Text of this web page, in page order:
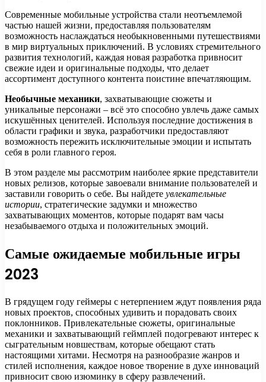
Современные мобильные устройства стали неотъемлемой
частью нашей жизни, предоставляя пользователям
возможность наслаждаться необыкновенными путешествиями
в мир виртуальных приключений. В условиях стремительного
развития технологий, каждая новая разработка привносит
свежие идеи и оригинальные подходы, что делает
ассортимент доступного контента поистине впечатляющим.
Необычные механики, захватывающие сюжеты и
уникальные персонажи – всё это способно увлечь даже самых
искушённых ценителей. Используя последние достижения в
области графики и звука, разработчики предоставляют
возможность пережить исключительные эмоции и испытать
себя в роли главного героя.
В этом разделе мы рассмотрим наиболее яркие представители
новых релизов, которые завоевали внимание пользователей и
заставили говорить о себе. Вы найдете увлекательные
истории, стратегические задумки и множество
захватывающих моментов, которые подарят вам часы
незабываемого отдыха и положительных эмоций.
Самые ожидаемые мобильные игры
2023
В грядущем году геймеры с нетерпением ждут появления ряда
новых проектов, способных удивить и порадовать своих
поклонников. Привлекательные сюжеты, оригинальные
механики и захватывающий геймплей подогревают интерес к
сыгрательным новшествам, которые обещают стать
настоящими хитами. Несмотря на разнообразие жанров и
стилей исполнения, каждое новое творение в духе инноваций
привносит свою изюминку в сферу развлечений.